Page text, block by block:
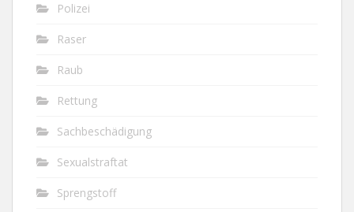
Polizei
Raser
Raub
Rettung
Sachbeschädigung
Sexualstraftat
Sprengstoff